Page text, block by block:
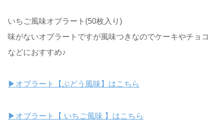
いちご風味オブラート(50枚入り)
味がないオブラートですが風味つきなのでケーキやチョコ
などにおすすめ♪
▶オブラート【ぶどう風味】はこちら
▶オブラート【 いちご風味 】はこちら